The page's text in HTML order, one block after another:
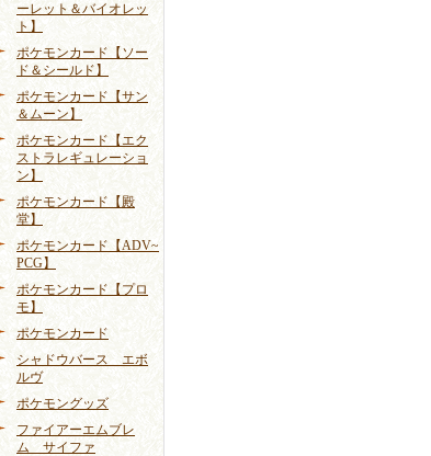
ーレット＆バイオレッ
ト】
ポケモンカード【ソー
ド＆シールド】
ポケモンカード【サン
＆ムーン】
ポケモンカード【エク
ストラレギュレーショ
ン】
ポケモンカード【殿
堂】
ポケモンカード【ADV~
PCG】
ポケモンカード【プロ
モ】
ポケモンカード
シャドウバース エボ
ルヴ
ポケモングッズ
ファイアーエムブレ
ム サイファ